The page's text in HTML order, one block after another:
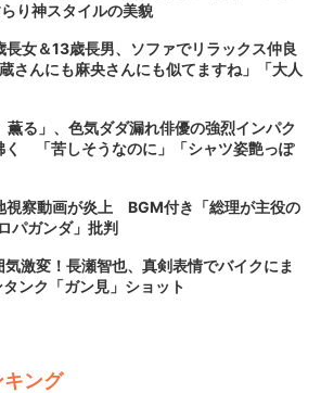
り神スタイルの美貌
長女＆13歳長男、ソファでリラックス仲良
さんにも麻央さんにも似てますね」「大人
薫る」、色気ダダ漏れ俳優の強烈インパク
く 「苦しそうなのに」「シャツ姿艶っぽ
視察動画が炎上 BGM付き「総理が主役の
パガンダ」批判
激変！長瀬智也、真剣表情でバイクにま
ンク「ガン見」ショット
キング